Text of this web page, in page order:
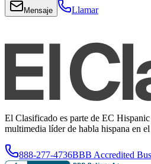
Mensaje Llamar
El Clasificado es parte de EC
multimedia líder de habla hispana en
888-277-4736BBB Accredited